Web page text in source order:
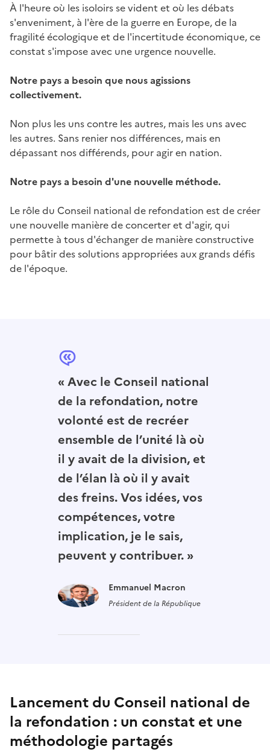
À l'heure où les isoloirs se vident et où les débats
s'enveniment, à l'ère de la guerre en Europe, de la
fragilité écologique et de l'incertitude économique, ce
constat s'impose avec une urgence nouvelle.
Notre pays a besoin que nous agissions
collectivement.
Non plus les uns contre les autres, mais les uns avec
les autres. Sans renier nos différences, mais en
dépassant nos différends, pour agir en nation.
Notre pays a besoin d'une nouvelle méthode.
Le rôle du Conseil national de refondation est de créer
une nouvelle manière de concerter et d'agir, qui
permette à tous d'échanger de manière constructive
pour bâtir des solutions appropriées aux grands défis
de l'époque.
« Avec le Conseil national
de la refondation, notre
volonté est de recréer
ensemble de l’unité là où
il y avait de la division, et
de l’élan là où il y avait
des freins. Vos idées, vos
compétences, votre
implication, je le sais,
peuvent y contribuer. »
Emmanuel Macron
Président de la République
Lancement du Conseil national de
la refondation : un constat et une
méthodologie partagés